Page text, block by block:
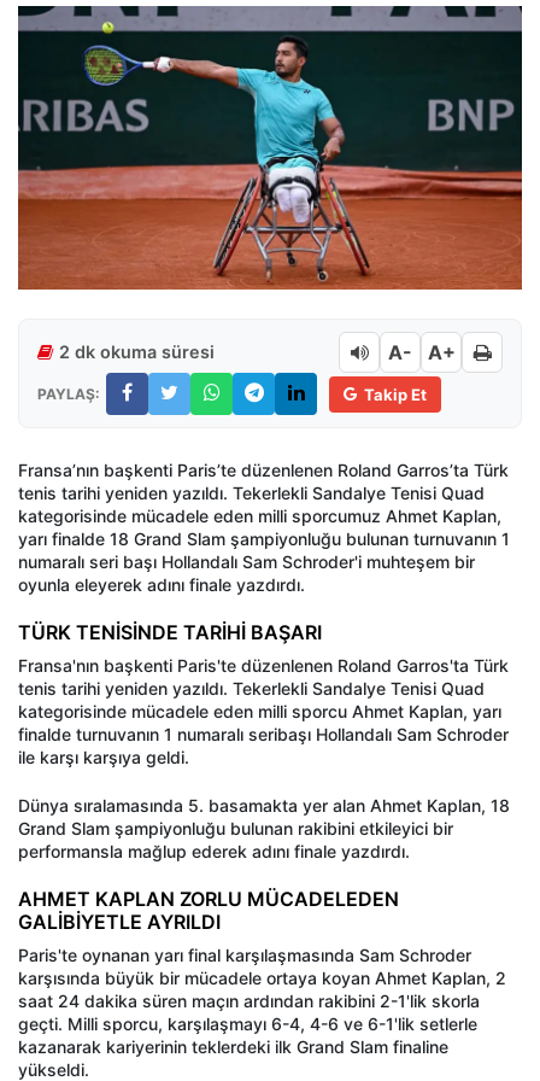
2 dk okuma süresi A- A+
PAYLAŞ: Takip Et
Fransa’nın başkenti Paris’te düzenlenen Roland Garros’ta Türk
tenis tarihi yeniden yazıldı. Tekerlekli Sandalye Tenisi Quad
kategorisinde mücadele eden milli sporcumuz Ahmet Kaplan,
yarı finalde 18 Grand Slam şampiyonluğu bulunan turnuvanın 1
numaralı seri başı Hollandalı Sam Schroder'i muhteşem bir
oyunla eleyerek adını finale yazdırdı.
TÜRK TENİSİNDE TARİHİ BAŞARI
Fransa'nın başkenti Paris'te düzenlenen Roland Garros'ta Türk
tenis tarihi yeniden yazıldı. Tekerlekli Sandalye Tenisi Quad
kategorisinde mücadele eden milli sporcu Ahmet Kaplan, yarı
finalde turnuvanın 1 numaralı seribaşı Hollandalı Sam Schroder
ile karşı karşıya geldi.
Dünya sıralamasında 5. basamakta yer alan Ahmet Kaplan, 18
Grand Slam şampiyonluğu bulunan rakibini etkileyici bir
performansla mağlup ederek adını finale yazdırdı.
AHMET KAPLAN ZORLU MÜCADELEDEN
GALİBİYETLE AYRILDI
Paris'te oynanan yarı final karşılaşmasında Sam Schroder
karşısında büyük bir mücadele ortaya koyan Ahmet Kaplan, 2
saat 24 dakika süren maçın ardından rakibini 2-1'lik skorla
geçti. Milli sporcu, karşılaşmayı 6-4, 4-6 ve 6-1'lik setlerle
kazanarak kariyerinin teklerdeki ilk Grand Slam finaline
yükseldi.